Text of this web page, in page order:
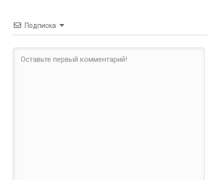
Подписка